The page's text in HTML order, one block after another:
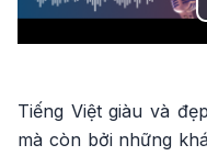
Tiếng Việt giàu và
mà còn bởi những